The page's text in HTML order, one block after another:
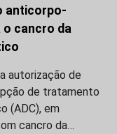
anticorpo-
cancro da
autorização de
de tratamento
(ADC), em
cancro da…